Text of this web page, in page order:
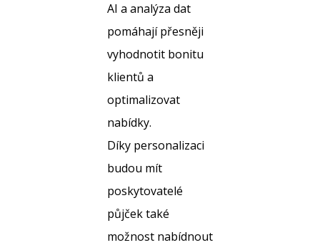
AI a analýza dat
pomáhají přesněji
vyhodnotit bonitu
klientů a
optimalizovat
nabídky.
Díky personalizaci
budou mít
poskytovatelé
půjček také
možnost nabídnout